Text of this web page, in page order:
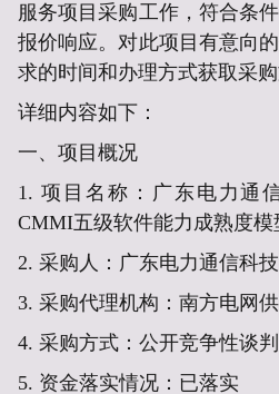
服务项目采购工作，符合条
报价响应。对此项目有意向
求的时间和办理方式获取采购
详细内容如下：
一、 项目概况
1. 项目名称： 广东电力通
CMMI五级软件能力成熟度模
2. 采购人： 广东电力通信科
3. 采购代理机构：南方电网
4. 采购方式：公开竞争性谈判
5. 资金落实情况：已落实